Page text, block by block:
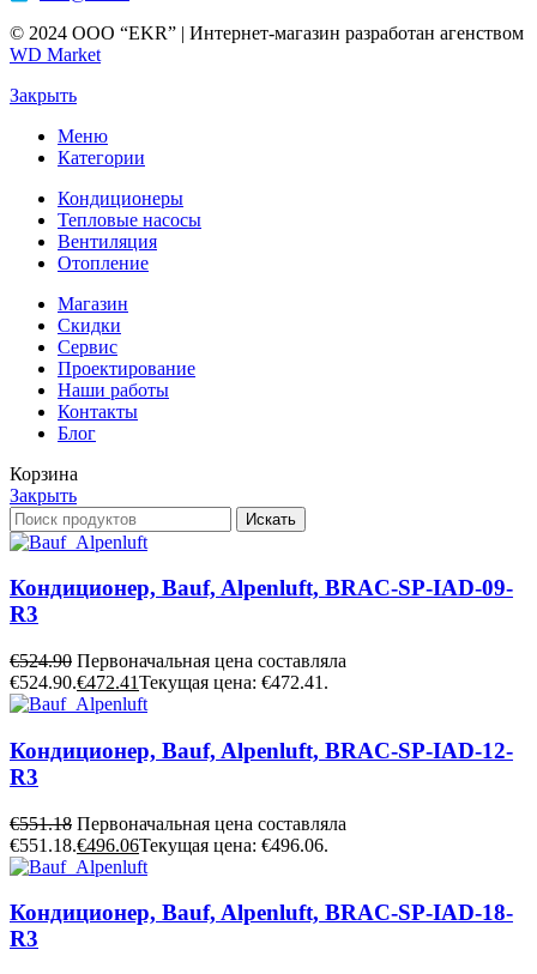
© 2024 ООО “EKR” | Интернет-магазин разработан агенством
WD Market
Закрыть
Меню
Категории
Кондиционеры
Тепловые насосы
Вентиляция
Отопление
Магазин
Скидки
Сервис
Проектирование
Наши работы
Контакты
Блог
Корзина
Закрыть
Искать
Кондиционер, Bauf, Alpenluft, BRAC-SP-IAD-09-
R3
€524.90 Первоначальная цена составляла
€524.90.€472.41Текущая цена: €472.41.
Кондиционер, Bauf, Alpenluft, BRAC-SP-IAD-12-
R3
€551.18 Первоначальная цена составляла
€551.18.€496.06Текущая цена: €496.06.
Кондиционер, Bauf, Alpenluft, BRAC-SP-IAD-18-
R3